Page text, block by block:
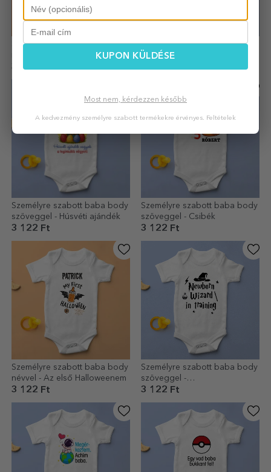
Személyre szabott baba body
3 122 Ft
Személyre szabott babaruha
szöveggel - Nyuszifülek
Személyre szabott baba body
szöveggel - Húsvéti ajándék
3 122 Ft
Személyre szabott baba body
szöveggel - Csibék
3 122 Ft
Személyre szabott baba body
névvel - Az első Halloweenem
3 122 Ft
Személyre szabott baba body
szöveggel -
Varázsló/boszorkány
3 122 Ft
KUPON KÜLDÉSE
Most nem, kérdezzen később
A kedvezmény személyre szabott termékekre érvényes. Feltételek